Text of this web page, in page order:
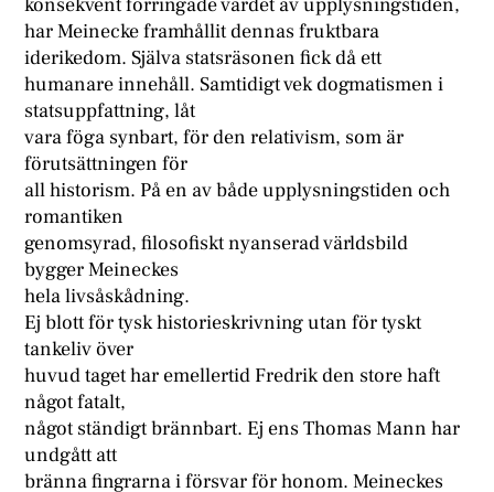
konsekvent förringade värdet av upplysningstiden,
har Meinecke framhållit dennas fruktbara
iderikedom. Själva statsräsonen fick då ett
humanare innehåll. Samtidigt vek dogmatismen i
statsuppfattning, låt
vara föga synbart, för den relativism, som är
förutsättningen för
all historism. På en av både upplysningstiden och
romantiken
genomsyrad, filosofiskt nyanserad världsbild
bygger Meineckes
hela livsåskådning.
Ej blott för tysk historieskrivning utan för tyskt
tankeliv över
huvud taget har emellertid Fredrik den store haft
något fatalt,
något ständigt brännbart. Ej ens Thomas Mann har
undgått att
bränna fingrarna i försvar för honom. Meineckes